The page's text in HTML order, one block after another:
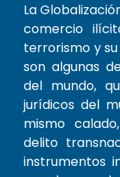
La
comercio
terrorismo y
son algunas
del mundo,
jurídicos del
mismo
delito
instrumentos